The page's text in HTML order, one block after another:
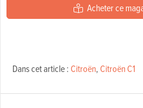
Acheter ce
Dans cet article :Citroën,Citroën C1